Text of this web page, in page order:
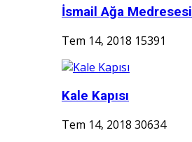
İsmail Ağa Medresesi
Tem 14, 2018 15391
Kale Kapısı
Tem 14, 2018 30634